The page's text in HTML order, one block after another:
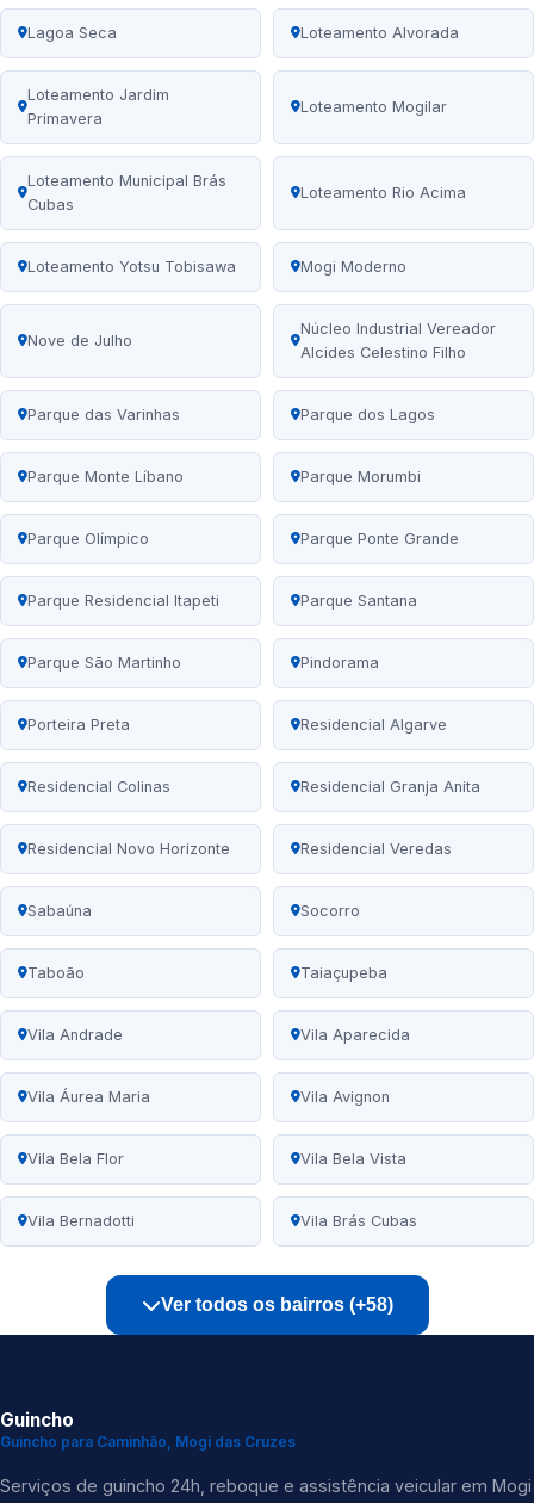
Lagoa Seca Loteamento Alvorada
Loteamento Jardim
Primavera
Loteamento Mogilar
Loteamento Municipal Brás
Cubas
Loteamento Rio Acima
Loteamento Yotsu Tobisawa Mogi Moderno
Nove de Julho
Núcleo Industrial Vereador
Alcides Celestino Filho
Parque das Varinhas Parque dos Lagos
Parque Monte Líbano Parque Morumbi
Parque Olímpico Parque Ponte Grande
Parque Residencial Itapeti Parque Santana
Parque São Martinho Pindorama
Porteira Preta Residencial Algarve
Residencial Colinas Residencial Granja Anita
Residencial Novo Horizonte Residencial Veredas
Sabaúna Socorro
Taboão Taiaçupeba
Vila Andrade Vila Aparecida
Vila Áurea Maria Vila Avignon
Vila Bela Flor Vila Bela Vista
Vila Bernadotti Vila Brás Cubas
Ver todos os bairros (+58)
Guincho
Guincho para Caminhão, Mogi das Cruzes
Serviços de guincho 24h, reboque e assistência veicular em Mogi